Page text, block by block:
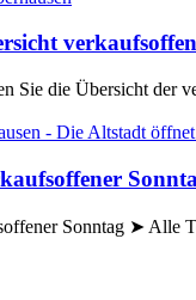
Sie die Übersicht der
Sonntag ➤ Alle